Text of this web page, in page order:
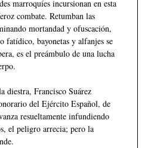
marroquíes incursionan en esta
combate. Retumban las
mortandad y ofuscación,
fatídico, bayonetas y alfanjes se
es el preámbulo de una lucha
diestra, Francisco Suárez
del Ejército Español, de
resueltamente infundiendo
el peligro arrecia; pero la